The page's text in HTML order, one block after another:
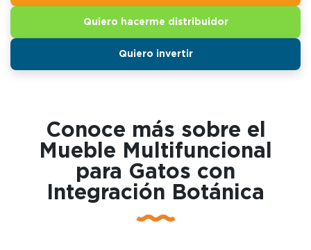
Quiero hacerme distribuidor
Quiero invertir
Conoce más sobre el
Mueble Multifuncional
para Gatos con
Integración Botánica